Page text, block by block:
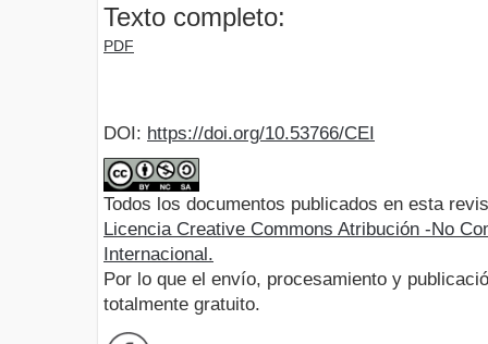
Texto completo:
PDF
DOI: https://doi.org/10.53766/CEI
Todos los documentos publicados en esta
Licencia Creative Commons Atribución -No
Internacional.
Por lo que el envío, procesamiento y
totalmente gratuito.